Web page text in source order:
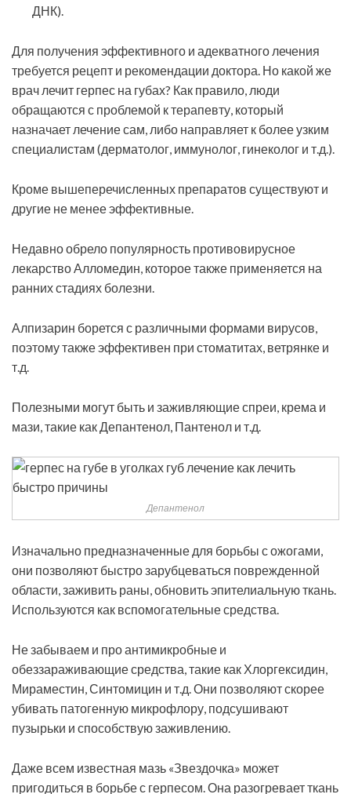
ДНК).
Для получения эффективного и адекватного лечения
требуется рецепт и рекомендации доктора. Но какой же
врач лечит герпес на губах? Как правило, люди
обращаются с проблемой к терапевту, который
назначает лечение сам, либо направляет к более узким
специалистам (дерматолог, иммунолог, гинеколог и т.д.).
Кроме вышеперечисленных препаратов существуют и
другие не менее эффективные.
Недавно обрело популярность противовирусное
лекарство Алломедин, которое также применяется на
ранних стадиях болезни.
Алпизарин борется с различными формами вирусов,
поэтому также эффективен при стоматитах, ветрянке и
т.д.
Полезными могут быть и заживляющие спреи, крема и
мази, такие как Депантенол, Пантенол и т.д.
Депантенол
Изначально предназначенные для борьбы с ожогами,
они позволяют быстро зарубцеваться поврежденной
области, заживить раны, обновить эпителиальную ткань.
Используются как вспомогательные средства.
Не забываем и про антимикробные и
обеззараживающие средства, такие как Хлоргексидин,
Мираместин, Синтомицин и т.д. Они позволяют скорее
убивать патогенную микрофлору, подсушивают
пузырьки и способствую заживлению.
Даже всем известная мазь «Звездочка» может
пригодиться в борьбе с герпесом. Она разогревает ткань